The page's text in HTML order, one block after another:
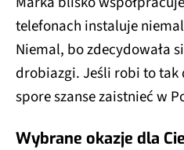
telefonach instaluje
Niemal, bo zdecydowała
drobiazgi. Jeśli robi to
spore szanse zaistnieć w
Wybrane okazje dla